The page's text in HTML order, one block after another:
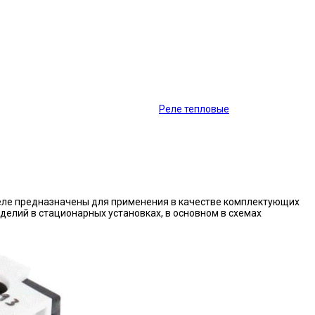
Реле тепловые
предназначены для применения в качестве комплектующих
в стационарных установках, в основном в схемах